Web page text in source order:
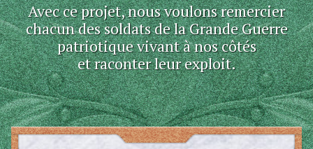
Avec ce projet, nous voulons remercier
chacun des soldats de la Grande Guerre
patriotique vivant à nos côtés
et raconter leur exploit.